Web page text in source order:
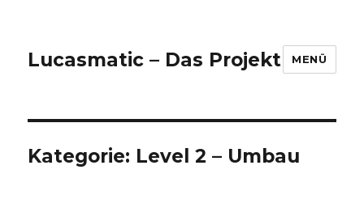
Lucasmatic – Das Projekt MENÜ
Kategorie: Level 2 – Umbau